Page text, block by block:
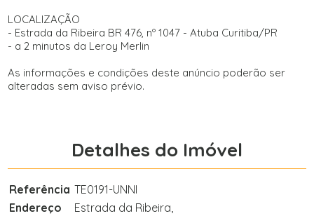
LOCALIZAÇÃO
- Estrada da Ribeira BR 476, nº 1047 - Atuba Curitiba/PR
- a 2 minutos da Leroy Merlin
As informações e condições deste anúncio poderão ser
alteradas sem aviso prévio.
Detalhes do Imóvel
Referência TE0191-UNNI
Endereço
Estrada da Ribeira,